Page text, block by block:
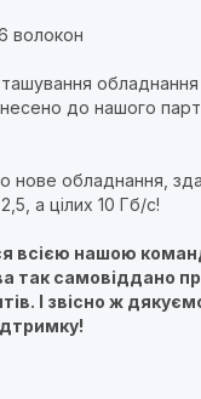
волокон
обладнання
до нашого
нове обладнання,
а цілих 10 Гб/с!
всією нашою
так самовіддано
І звісно ж